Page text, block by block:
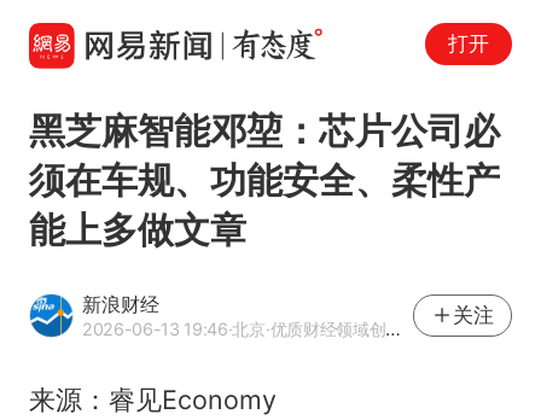
打开
黑芝麻智能邓堃：芯片公司必
须在车规、功能安全、柔性产
能上多做文章
新浪财经
2026-06-13 19:46·北京·优质财经领域创作者
关注
来源：睿见Economy